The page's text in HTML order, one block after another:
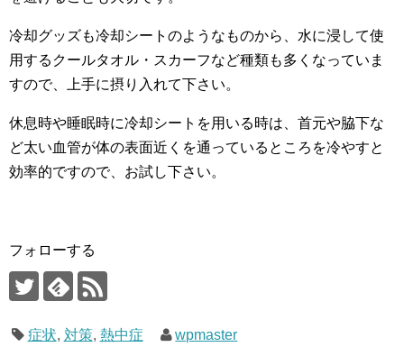
冷却グッズも冷却シートのようなものから、水に浸して使
用するクールタオル・スカーフなど種類も多くなっていま
すので、上手に摂り入れて下さい。
休息時や睡眠時に冷却シートを用いる時は、首元や脇下な
ど太い血管が体の表面近くを通っているところを冷やすと
効率的ですので、お試し下さい。
フォローする
症状, 対策, 熱中症 wpmaster